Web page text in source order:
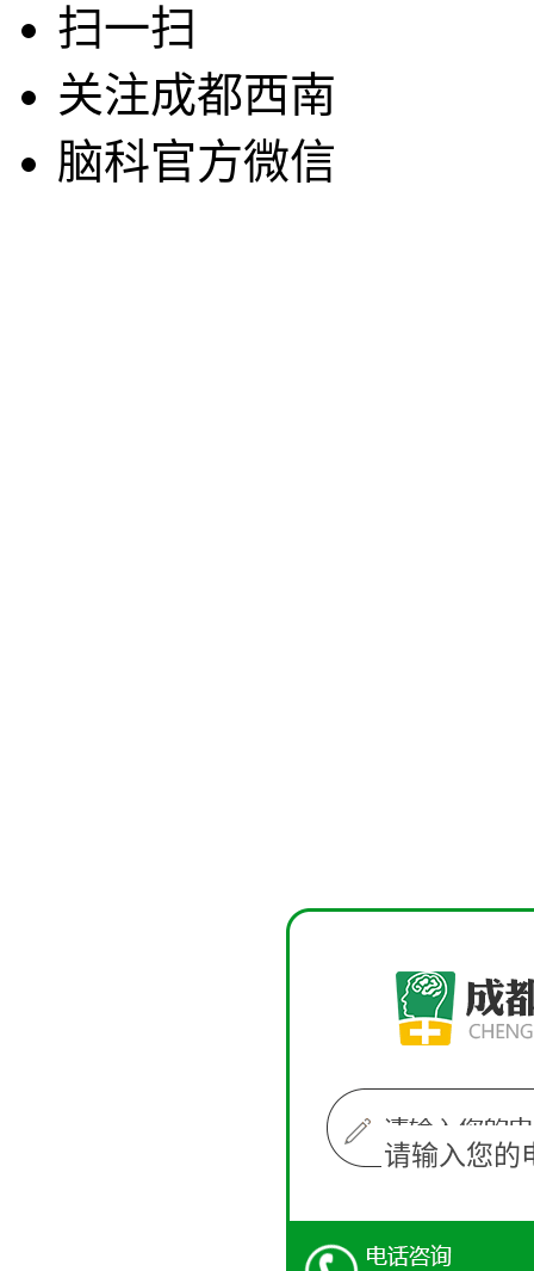
扫一扫
关注成都西南
脑科官方微信